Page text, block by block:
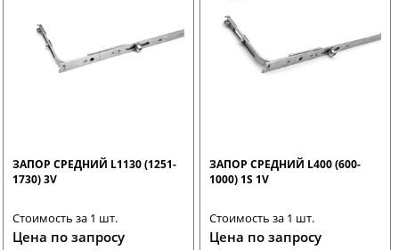
ЗАПОР СРЕДНИЙ L1130 (1251-
1730) 3V
Стоимость за 1 шт.
Цена по запросу
ЗАПОР СРЕДНИЙ L400 (600-
1000) 1S 1V
Стоимость за 1 шт.
Цена по запросу